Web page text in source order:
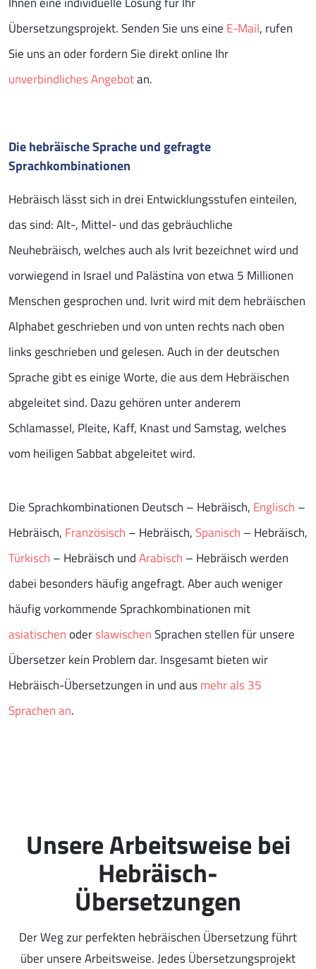
Übersetzungsprojekt. Senden Sie uns eine E-Mail, rufen
Sie uns an oder fordern Sie direkt online Ihr
unverbindliches Angebotan.
Die hebräische Sprache und gefragte
Sprachkombinationen
Hebräisch lässt sich in drei Entwicklungsstufen einteilen,
das sind: Alt-, Mittel- und das gebräuchliche
Neuhebräisch, welches auch als Ivrit bezeichnet wird und
vorwiegend in Israel und Palästina von etwa 5 Millionen
Menschen gesprochen und. Ivrit wird mit dem hebräischen
Alphabet geschrieben und von unten rechts nach oben
links geschrieben und gelesen. Auch in der deutschen
Sprache gibt es einige Worte, die aus dem Hebräischen
abgeleitet sind. Dazu gehören unter anderem
Schlamassel, Pleite, Kaff, Knast und Samstag, welches
vom heiligen Sabbat abgeleitet wird.
Die Sprachkombinationen Deutsch – Hebräisch, Englisch –
Hebräisch, Französisch – Hebräisch, Spanisch – Hebräisch,
Türkisch – Hebräisch undArabisch – Hebräisch werden
dabei besonders häufig angefragt. Aber auch weniger
häufig vorkommende Sprachkombinationen mit
asiatischenoderslawischenSprachen stellen für unsere
Übersetzer kein Problem dar. Insgesamt bieten wir
Hebräisch-Übersetzungen in und ausmehr als 35
Sprachen an.
Unsere Arbeitsweise bei
Hebräisch-
Übersetzungen
Der Weg zur perfekten hebräischen Übersetzung führt
über unsere Arbeitsweise. Jedes Übersetzungsprojekt